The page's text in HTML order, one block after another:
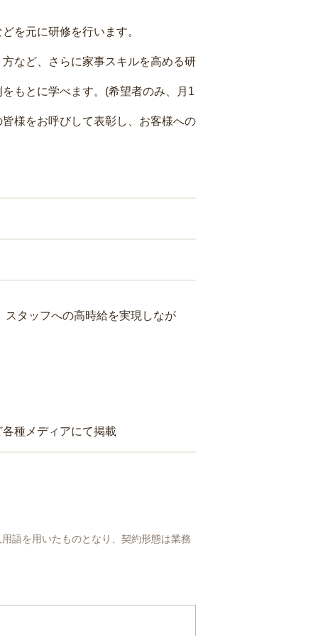
を元に研修を行います。
など、さらに家事スキルを高める研
もとに学べます。(希望者のみ、月1
様をお呼びして表彰し、お客様への
タッフへの高時給を実現しなが
種メディアにて掲載
語を用いたものとなり、契約形態は業務